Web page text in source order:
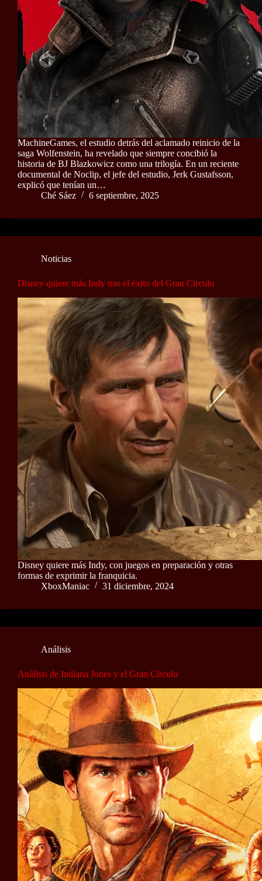
MachineGames, el estudio detrás del aclamado reinicio de la
saga Wolfenstein, ha revelado que siempre concibió la
historia de BJ Blazkowicz como una trilogía. En un reciente
documental de Noclip, el jefe del estudio, Jerk Gustafsson,
explicó que tenían un…
Ché Sáez
6 septiembre, 2025
Noticias
Disney quiere más Indy tras el éxito del Gran Círculo
Disney quiere más Indy, con juegos en preparación y otras
formas de exprimir la franquicia.
XboxManiac
31 diciembre, 2024
Análisis
Análisis de Indiana Jones y el Gran Círculo